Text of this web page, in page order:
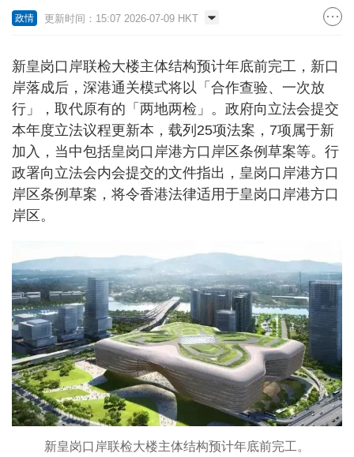
政情 更新时间：15:07 2026-07-09 HKT
新皇岗口岸联检大楼主体结构预计年底前完工，新口
岸落成后，深港通关模式将以「合作查验、一次放
行」，取代原有的「两地两检」。政府向立法会提交
本年度立法议程更新本，载列25项法案，7项属于新
加入，当中包括皇岗口岸港方口岸区条例草案等。行
政署向立法会内会提交的文件指出，皇岗口岸港方口
岸区条例草案，将令香港法律适用于皇岗口岸港方口
岸区。
新皇岗口岸联检大楼主体结构预计年底前完工。